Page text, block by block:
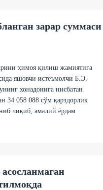
зарар суммаси
ҳимоя қилиш жамиятига
яшовчи истеъмолчи Б.Э.
хонадонига нисбатан
34 058 088 сўм қарздорлик
чиқиб, амалий ёрдам